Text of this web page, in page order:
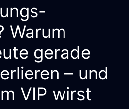
Warum
gerade
– und
VIP wirst